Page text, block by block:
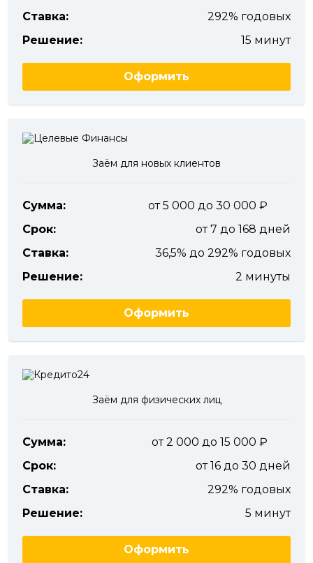
Ставка:
292% годовых
Решение:
15 минут
Оформить
Заём для новых клиентов
Сумма:
от 5 000 до 30 000
Срок:
от 7 до 168 дней
Ставка:
36,5% до 292% годовых
Решение:
2 минуты
Оформить
Заём для физических лиц
Сумма:
от 2 000 до 15 000
Срок:
от 16 до 30 дней
Ставка:
292% годовых
Решение:
5 минут
Оформить